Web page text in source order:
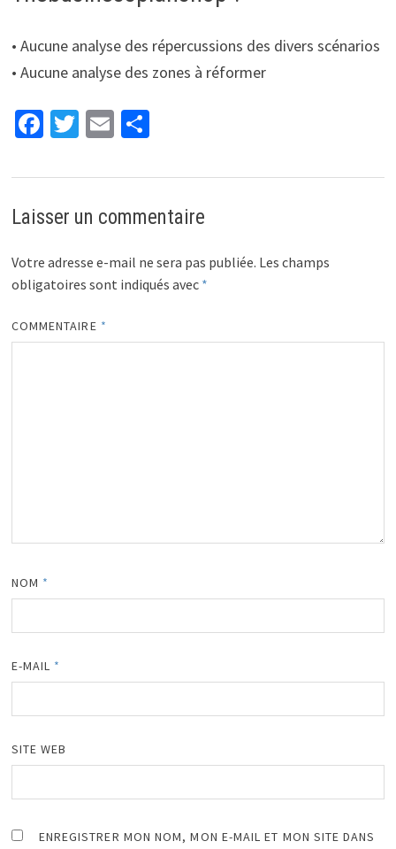
• Aucune analyse des répercussions des divers scénarios
• Aucune analyse des zones à réformer
Fa
b
o
k
T
tt
er
E
ai
l
P
ta
ge
Laisser un commentaire
Votre adresse e-mail ne sera pas publiée. Les champs
obligatoires sont indiqués avec *
COMMENTAIRE *
NOM *
E-MAIL *
SITE WEB
ENREGISTRER MON NOM, MON E-MAIL ET MON SITE DANS